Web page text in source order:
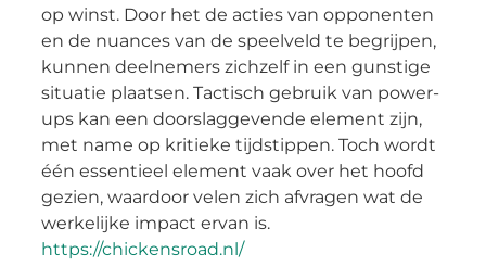
op winst. Door het de acties van opponenten
en de nuances van de speelveld te begrijpen,
kunnen deelnemers zichzelf in een gunstige
situatie plaatsen. Tactisch gebruik van power-
ups kan een doorslaggevende element zijn,
met name op kritieke tijdstippen. Toch wordt
één essentieel element vaak over het hoofd
gezien, waardoor velen zich afvragen wat de
werkelijke impact ervan is.
https://chickensroad.nl/